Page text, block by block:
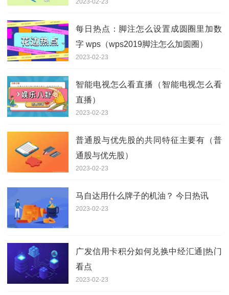
每日热点：脚注怎么设置成圆圈里加数
字 wps（wps2019脚注怎么加圆圈）
2023-02-23
智能电视怎么看直播（智能电视怎么看
直播）
2023-02-23
普通股与优先股的共同特征主要有（普
通股与优先股）
2023-02-23
马自达用什么牌子的机油？ 今日热讯
2023-02-23
广发信用卡积分如何兑换中经汇通|热门
看点
2023-02-23